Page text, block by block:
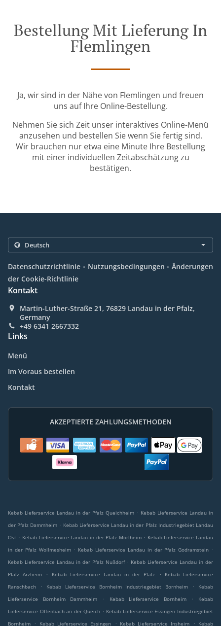
Bestellung Mit Lieferung In
Flemlingen
Ja, wir sind in der Nähe von Flemlingen und freuen
uns auf Ihre Online-Bestellung.
Nehmen Sie sich Zeit unser interaktives Online-Menü
anzusehen und bestellen Sie wenn Sie fertig sind.
Wir brauchen nur etwa eine Minute Ihre Bestellung
mit einer individuellen Zeitabschätzung zu
bestätigen.
Datenschutzrichtlinie . Nutzungsbedingungen . Änderungen
der Cookie-Richtlinie
Kontakt
Martin-Luther-Straße 21, 76829 Landau in der Pfalz,
Germany
+49 6341 2667332
Links
Menü
Im Voraus bestellen
Kontakt
AKZEPTIERTE ZAHLUNGSMETHODEN
Kebab Lieferservice Landau in der Pfalz Queichheim . Kebab Lieferservice Landau in
der Pfalz Dammheim . Kebab Lieferservice Landau in der Pfalz Industriegebiet Landau
Ost . Kebab Lieferservice Landau in der Pfalz Mörlheim . Kebab Lieferservice Landau
in der Pfalz Wollmesheim . Kebab Lieferservice Landau in der Pfalz Godramstein .
Kebab Lieferservice Landau in der Pfalz Nußdorf . Kebab Lieferservice Landau in der
Pfalz Arzheim
. Kebab Lieferservice Landau in der Pfalz .
Kebab Lieferservice
Ranschbach
. Kebab Lieferservice Bornheim Industriegebiet Bornheim .
Kebab
Lieferservice Bornheim Dammheim
. Kebab Lieferservice Bornheim .
Kebab
Lieferservice Offenbach an der Queich . Kebab Lieferservice Essingen Industriegebiet
Bornheim
. Kebab Lieferservice Essingen . Kebab Lieferservice Insheim . Kebab